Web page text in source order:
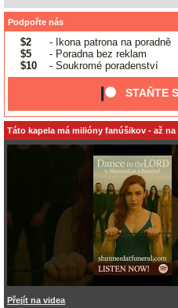
Podpořte nás
$2
- Ikona patrona na poradně
$5
- Poradna bez reklam
$10
- Soukromé poradenství
STAŇTE
Táto kapela má milióny fanúšikov - až
Přejít na videa